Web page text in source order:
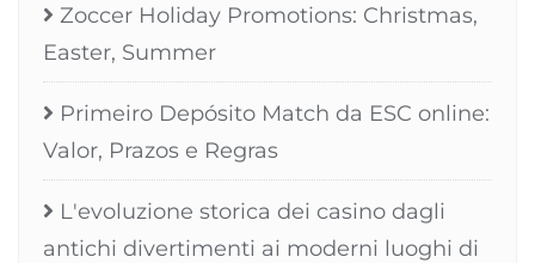
Zoccer Holiday Promotions: Christmas,
Easter, Summer
Primeiro Depósito Match da ESC online:
Valor, Prazos e Regras
L'evoluzione storica dei casino dagli
antichi divertimenti ai moderni luoghi di